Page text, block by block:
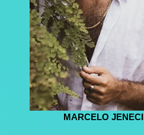
MARCELO JENECI